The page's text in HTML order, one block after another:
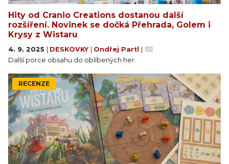
Na konci hry vyhrává hráč s největším počtem VB. V
případě remízy vyhrává hráč, který je v pořadí tahů
nejdále.
Hity od Cranio Creations dostanou další
rozšíření. Novinek se dočká Přehrada, Golem i
Krysy z Wistaru
4. 9. 2025 DESKOVKY Ondřej Partl
Další porce obsahu do oblíbených her.
RECENZE